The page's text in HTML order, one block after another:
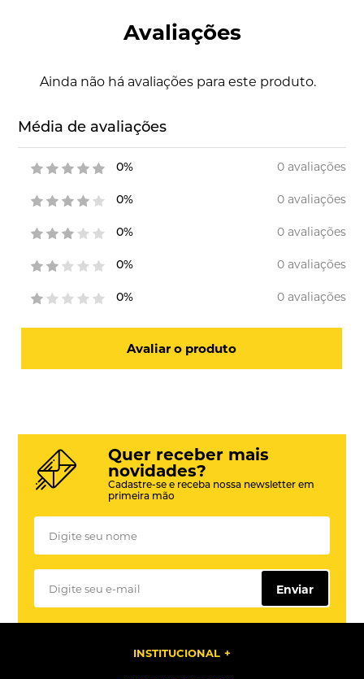
Avaliações
Ainda não há avaliações para este produto.
Média de avaliações
0% 0 avaliações
0% 0 avaliações
0% 0 avaliações
0% 0 avaliações
0% 0 avaliações
Avaliar o produto
Quer receber mais
novidades?
Cadastre-se e receba nossa newsletter em
primeira mão
Enviar
INSTITUCIONAL